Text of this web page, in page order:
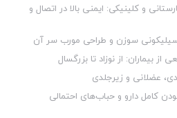
و کلینیکی: ایمنی بالا در اتصال و
سوزن و طراحی مورب سر آن
بیماران: از نوزاد تا بزرگسال
عضلانی و زیرجلدی
کامل دارو و حباب‌های احتمالی